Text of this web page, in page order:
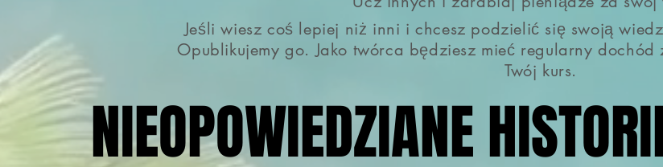
Jeśli wiesz coś lepiej niż inni i chcesz podzielić się swoją
Opublikujemy go. Jako twórca będziesz mieć regularny
Twój kurs.
NIEOPOWIEDZIANE
NIEOPOWIEDZIANE